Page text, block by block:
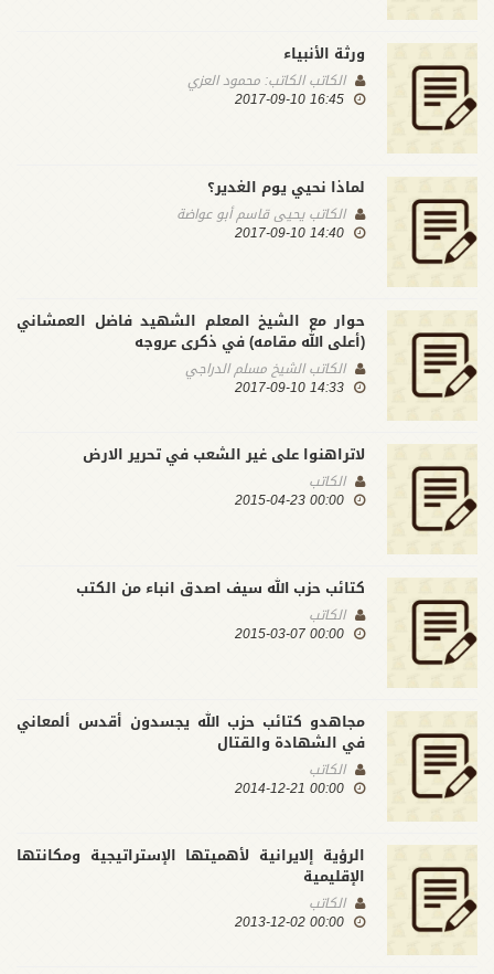
ورثة الأنبياء
الكاتبالكاتب: محمود العزي
16:45 2017-09-10
لماذا نحيي يوم الغدير؟
الكاتبيحيى قاسم أبو عواضة
14:40 2017-09-10
حوار مع الشيخ المعلم الشهيد فاضل العمشاني
(أعلى الله مقامه) في ذكرى عروجه
الكاتبالشيخ مسلم الدراجي
14:33 2017-09-10
لاتراهنوا على غير الشعب في تحرير الارض
الكاتب
00:00 2015-04-23
كتائب حزب الله سيف اصدق انباء من الكتب
الكاتب
00:00 2015-03-07
مجاهدو كتائب حزب الله يجسدون أقدس ألمعاني
في الشهادة والقتال
الكاتب
00:00 2014-12-21
الرؤية إلايرانية لأهميتها الإستراتيجية ومكانتها
الإقليمية
الكاتب
00:00 2013-12-02